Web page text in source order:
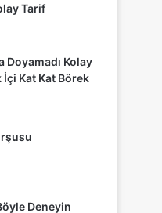
Tarif
Doyamadı Kolay
Kat Kat Börek
Deneyin